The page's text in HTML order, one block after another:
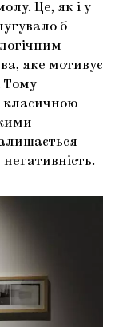
Це, як і у
б
яке мотивує
Тому
класичною